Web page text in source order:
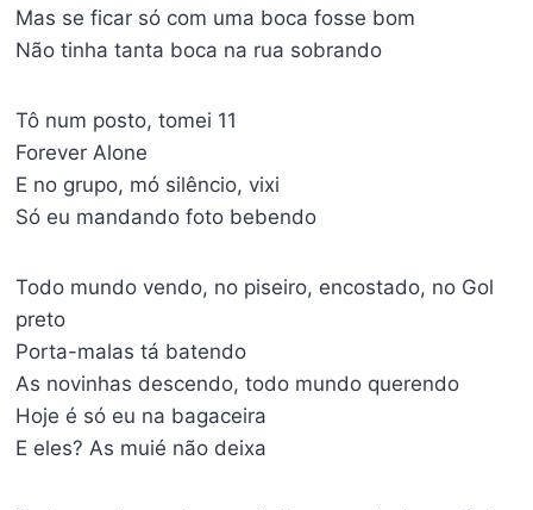
Mas se ficar só com uma boca fosse bom
Não tinha tanta boca na rua sobrando
Tô num posto, tomei 11
Forever Alone
E no grupo, mó silêncio, vixi
Só eu mandando foto bebendo
Todo mundo vendo, no piseiro, encostado, no Gol
preto
Porta-malas tá batendo
As novinhas descendo, todo mundo querendo
Hoje é só eu na bagaceira
E eles? As muié não deixa